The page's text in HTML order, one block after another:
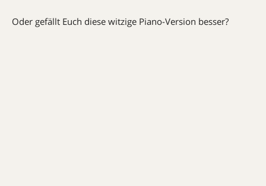
Oder gefällt Euch diese witzige Piano-Version besser?